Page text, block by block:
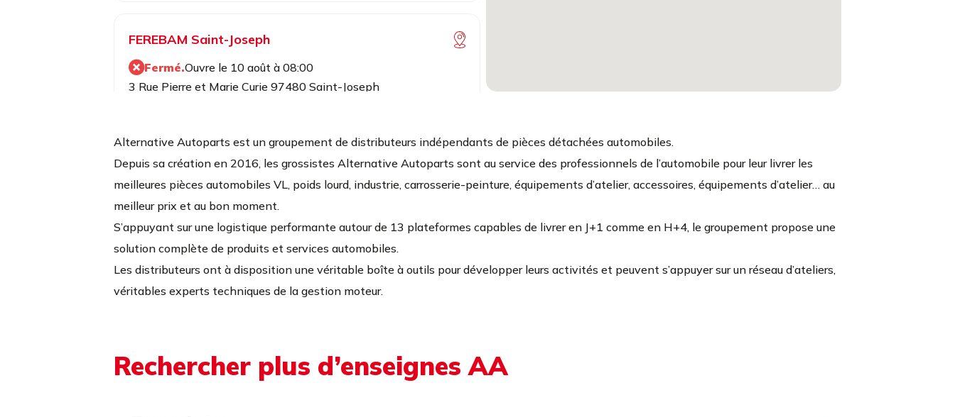
FEREBAM Saint-Joseph
Fermé.Ouvre le 10 août à 08:00
3 Rue Pierre et Marie Curie 97480 Saint-Joseph
PLUS D'INFOS ITINÉRAIRE CONTACT
Alternative Autoparts est un groupement de distributeurs indépendants de pièces détachées automobiles.
Depuis sa création en 2016, les grossistes Alternative Autoparts sont au service des professionnels de l’automobile pour leur livrer les
meilleures pièces automobiles VL, poids lourd, industrie, carrosserie-peinture, équipements d’atelier, accessoires, équipements d’atelier… au
meilleur prix et au bon moment.
S’appuyant sur une logistique performante autour de 13 plateformes capables de livrer en J+1 comme en H+4, le groupement propose une
solution complète de produits et services automobiles.
Les distributeurs ont à disposition une véritable boîte à outils pour développer leurs activités et peuvent s’appuyer sur un réseau d’ateliers,
véritables experts techniques de la gestion moteur.
Rechercher plus d’enseignes AA